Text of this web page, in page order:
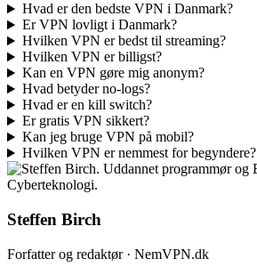
Hvad er den bedste VPN i Danmark?
Er VPN lovligt i Danmark?
Hvilken VPN er bedst til streaming?
Hvilken VPN er billigst?
Kan en VPN gøre mig anonym?
Hvad betyder no-logs?
Hvad er en kill switch?
Er gratis VPN sikkert?
Kan jeg bruge VPN på mobil?
Hvilken VPN er nemmest for begyndere?
Steffen Birch
Forfatter og redaktør · NemVPN.dk